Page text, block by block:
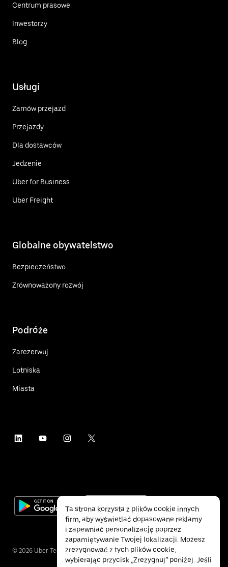
Centrum prasowe
Inwestorzy
Blog
Usługi
Zamów przejazd
Przejazdy
Dla dostawców
Jedzenie
Uber for Business
Uber Freight
Globalne obywatelstwo
Bezpieczeństwo
Zrównoważony rozwój
Podróże
Zarezerwuj
Lotniska
Miasta
© 2026 Uber Technologies Inc.
Ta strona korzysta z plików cookie innych
firm, aby wyświetlać dopasowane reklamy
i zapewniać personalizację poprzez
zapamiętywanie Twojej lokalizacji. Możesz
zrezygnować z tych plików cookie,
wybierając przycisk „Zrezygnuj” poniżej. Jeśli